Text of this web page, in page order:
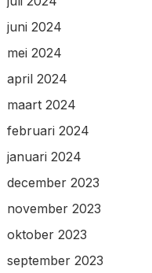
juni 2024
mei 2024
april 2024
maart 2024
februari 2024
januari 2024
december 2023
november 2023
oktober 2023
september 2023